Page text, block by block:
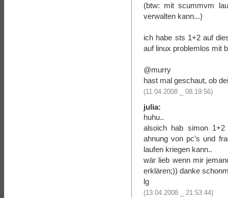
(btw: mit scummvm
verwalten kann...)
ich habe sts 1+2 auf
auf linux problemlos mit
@murry
hast mal geschaut, ob
(11.04.2008 _ 08:19:56)
julia:
huhu..
alsoich hab simon 1+2
ahnung von pc’s und
laufen kriegen kann..
wär lieb wenn mir
erklären;)) danke
lg
(13.04.2008 _ 21:53:44)